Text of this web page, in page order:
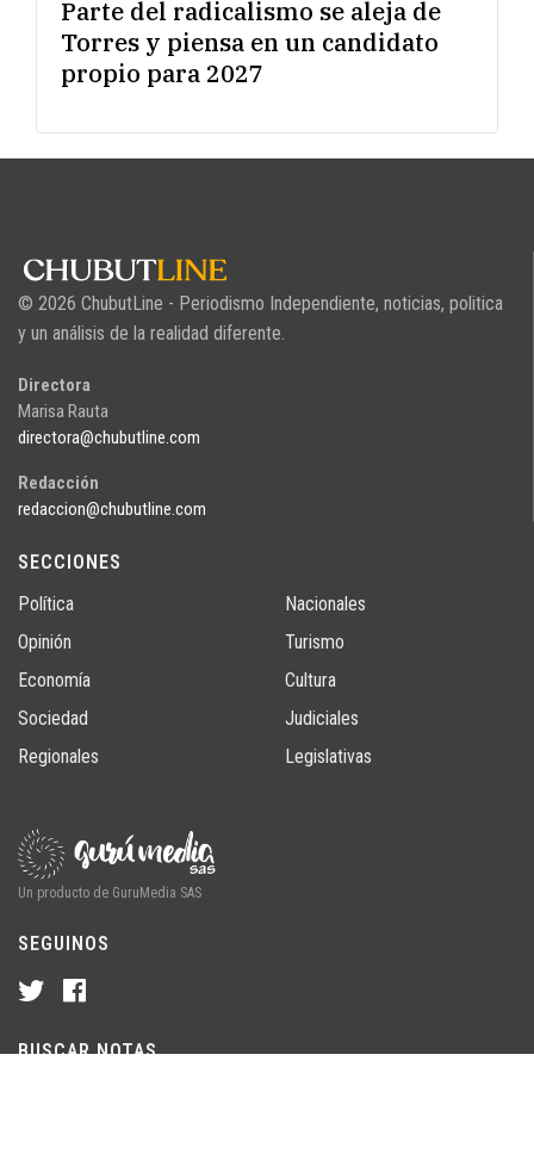
Parte del radicalismo se aleja de
Torres y piensa en un candidato
propio para 2027
© 2026 ChubutLine - Periodismo Independiente, noticias, politica
y un análisis de la realidad diferente.
Directora
Marisa Rauta
directora@chubutline.com
Redacción
redaccion@chubutline.com
SECCIONES
Política
Opinión
Economía
Sociedad
Regionales
Nacionales
Turismo
Cultura
Judiciales
Legislativas
Un producto de GuruMedia SAS
SEGUINOS
BUSCAR NOTAS